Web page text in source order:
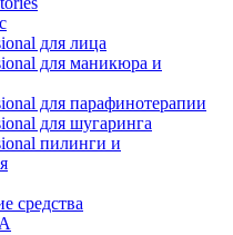
для лица
для маникюра и
для парафинотерапии
для шугаринга
пилинги и
средства